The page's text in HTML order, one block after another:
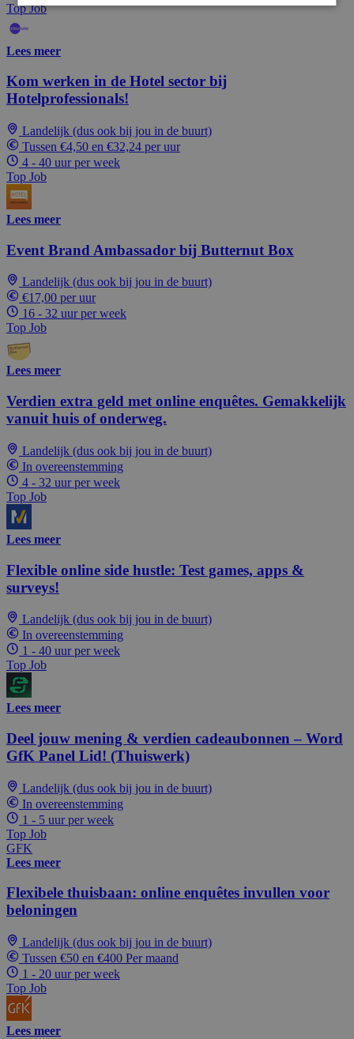
Top Job
Lees meer
Kom werken in de Hotel sector bij
Hotelprofessionals!
Landelijk (dus ook bij jou in de buurt)
Tussen €4,50 en €32,24 per uur
4 - 40 uur per week
Top Job
Lees meer
Event Brand Ambassador bij Butternut Box
Landelijk (dus ook bij jou in de buurt)
€17,00 per uur
16 - 32 uur per week
Top Job
Lees meer
Verdien extra geld met online enquêtes. Gemakkelijk
vanuit huis of onderweg.
Landelijk (dus ook bij jou in de buurt)
In overeenstemming
4 - 32 uur per week
Top Job
Lees meer
Flexible online side hustle: Test games, apps &
surveys!
Landelijk (dus ook bij jou in de buurt)
In overeenstemming
1 - 40 uur per week
Top Job
Lees meer
Deel jouw mening & verdien cadeaubonnen – Word
GfK Panel Lid! (Thuiswerk)
Landelijk (dus ook bij jou in de buurt)
In overeenstemming
1 - 5 uur per week
Top Job
GFK
Lees meer
Flexibele thuisbaan: online enquêtes invullen voor
beloningen
Landelijk (dus ook bij jou in de buurt)
Tussen €50 en €400 Per maand
1 - 20 uur per week
Top Job
Lees meer